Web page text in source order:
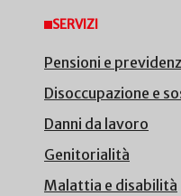
SERVIZI
Pensioni e
Disoccupazione e
Danni da lavoro
Genitorialità
Malattia e disabilità